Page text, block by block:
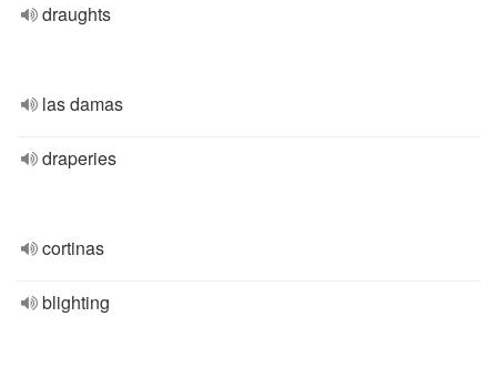
draughts
las damas
draperies
cortinas
blighting